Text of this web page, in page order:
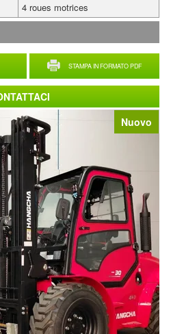
Nuovo
STAMPA IN FORMATO PDF
4 roues motrices